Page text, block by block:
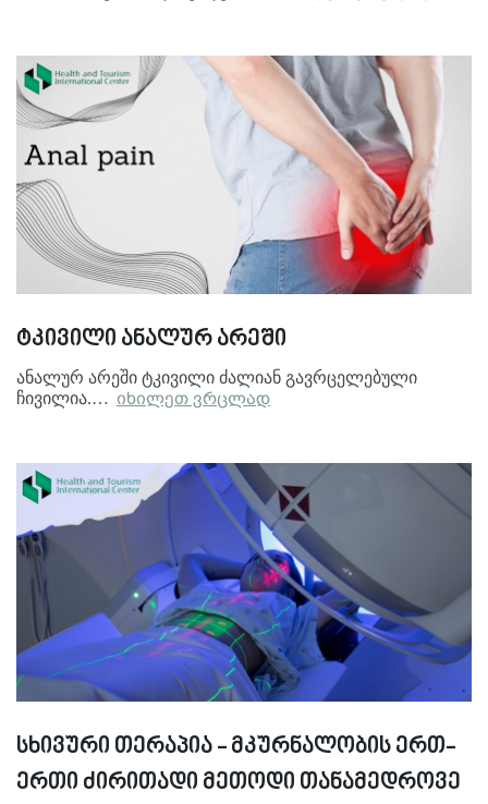
ტკივილი ანალურ არეში
ანალურ არეში ტკივილი ძალიან გავრცელებული
ჩივილია.… იხილეთ ვრცლად
სხივური თერაპია - მკურნალობის ერთ-
ერთი ძირითადი მეთოდი თანამედროვე